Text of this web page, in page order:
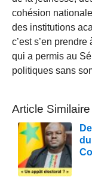
cohésion
des institutions
c’est s’en
qui a permis au
politiques sans
Article Similaire